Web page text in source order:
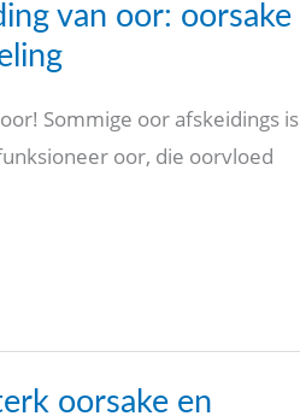
van oor: oorsake
Sommige oor afskeidings is
oor, die oorvloed
oorsake en